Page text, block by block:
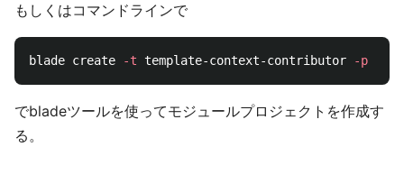
もしくはコマンドラインで
blade create -t template-context-contributor -p
でbladeツールを使ってモジュールプロジェクトを作成す
る。